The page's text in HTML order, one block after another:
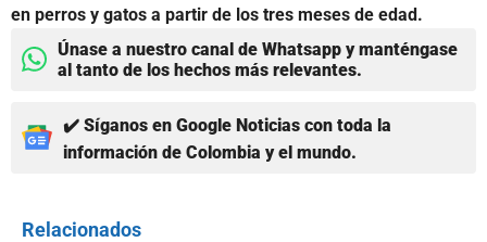
en perros y gatos a partir de los tres meses de edad.
Únase a nuestro canal de Whatsapp y manténgase
al tanto de los hechos más relevantes.
✔️ Síganos en Google Noticias con toda la
información de Colombia y el mundo.
Relacionados